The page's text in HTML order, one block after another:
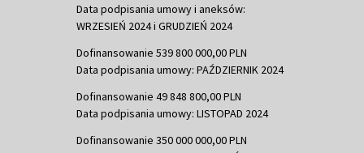
Data podpisania umowy i aneksów:
WRZESIEŃ 2024 i GRUDZIEŃ 2024
Dofinansowanie 539 800 000,00 PLN
Data podpisania umowy: PAŹDZIERNIK 2024
Dofinansowanie 49 848 800,00 PLN
Data podpisania umowy: LISTOPAD 2024
Dofinansowanie 350 000 000,00 PLN